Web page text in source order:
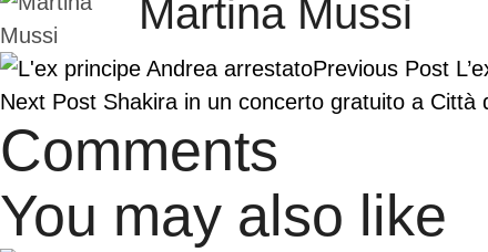
Martina Mussi
Previous Post
Next Post Shakira in un concerto gratuito a Città
Comments
You may also like